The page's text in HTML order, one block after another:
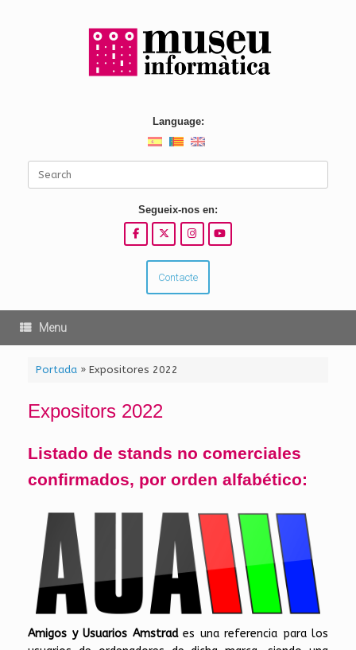
Language:
Segueix-nos en:
Contacte
Menu
Portada» Expositores 2022
Expositors 2022
Listado de stands no comerciales
confirmados, por orden alfabético:
Amigos y Usuarios Amstrades una referencia para los